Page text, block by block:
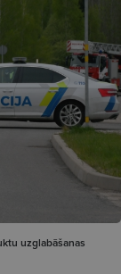
uzglabāšanas